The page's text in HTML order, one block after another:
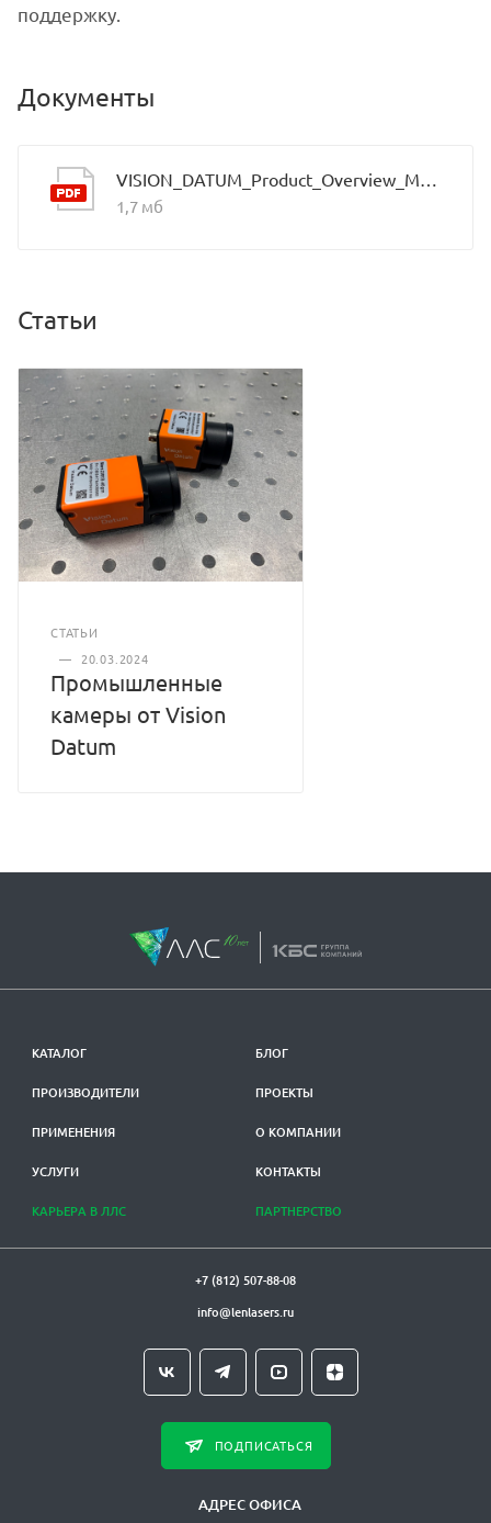
поддержку.
Документы
1,7 мб
Статьи
СТАТЬИ
—
20.03.2024
Промышленные
камеры от Vision
Datum
КАТАЛОГ
ПРОИЗВОДИТЕЛИ
ПРИМЕНЕНИЯ
УСЛУГИ
КАРЬЕРА В ЛЛС
БЛОГ
ПРОЕКТЫ
О КОМПАНИИ
КОНТАКТЫ
ПАРТНЕРСТВО
+7 (812) 507-88-08
info@lenlasers.ru
ПОДПИСАТЬСЯ
АДРЕС ОФИСА